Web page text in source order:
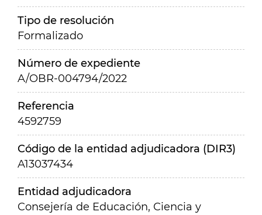
Tipo de resolución
Formalizado
Número de expediente
A/OBR-004794/2022
Referencia
4592759
Código de la entidad adjudicadora (DIR3)
A13037434
Entidad adjudicadora
Consejería de Educación, Ciencia y